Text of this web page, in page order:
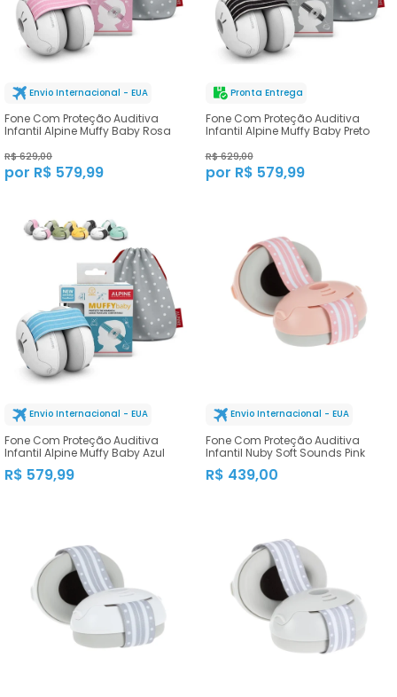
Envio Internacional - EUA
Fone Com Proteção Auditiva
Infantil Alpine Muffy Baby Rosa
R$ 629,00
por R$ 579,99
Pronta Entrega
Fone Com Proteção Auditiva
Infantil Alpine Muffy Baby Preto
R$ 629,00
por R$ 579,99
Envio Internacional - EUA
Fone Com Proteção Auditiva
Infantil Alpine Muffy Baby Azul
R$ 579,99
Envio Internacional - EUA
Fone Com Proteção Auditiva
Infantil Nuby Soft Sounds Pink
R$ 439,00